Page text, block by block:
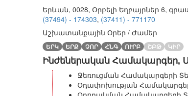
Երևան, 0028, Օրբելի Եղբայրներ 6,
(37494) - 174303, (37411) - 771170
Աշխատանքային Օրեր / Ժամեր
ԵՐԿ ԵՐՔ ՉՈՐ ՀՆԳ ՈՒՐԲ ՇԲԹ ԿԻՐ
Ինժեներական Համակարգեր,
Ջեռուցման Համակարգերի
Օդափոխության